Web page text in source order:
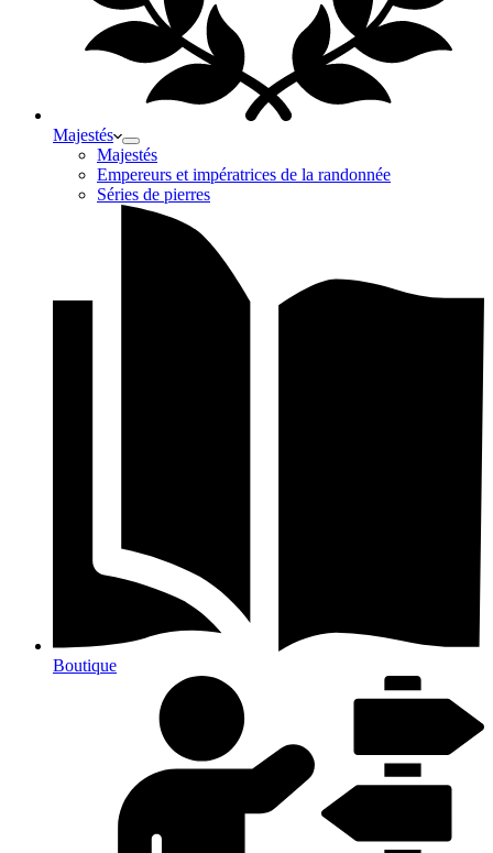
Majestés
Majestés
Empereurs et impératrices de la randonnée
Séries de pierres
Boutique